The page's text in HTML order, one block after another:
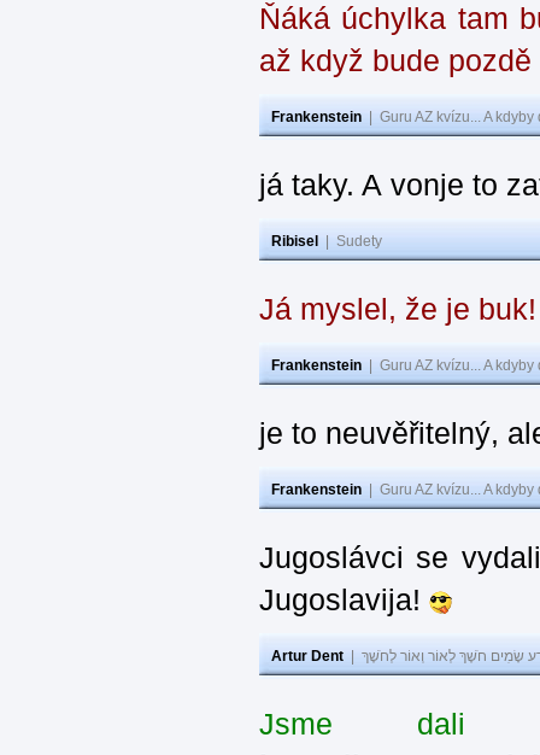
Ňáká úchylka tam
až když bude pozdě
Frankenstein Guru AZ kvízu... A
já taky. A vonje to
Ribisel Sudety
Já myslel, že je
Frankenstein Guru AZ kvízu... A
je to neuvěřitelný,
Frankenstein Guru AZ kvízu... A
Jugoslávci se
Jugoslavija!
Artur Dent שָׂמִים חֹשֶׁךְ לְאוֹר וְאוֹר לְחֹשֶׁךְ
Jsme dali